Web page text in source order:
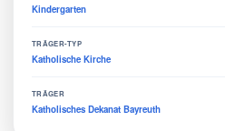
Kindergarten
TRÄGER-TYP
Katholische Kirche
TRÄGER
Katholisches Dekanat Bayreuth